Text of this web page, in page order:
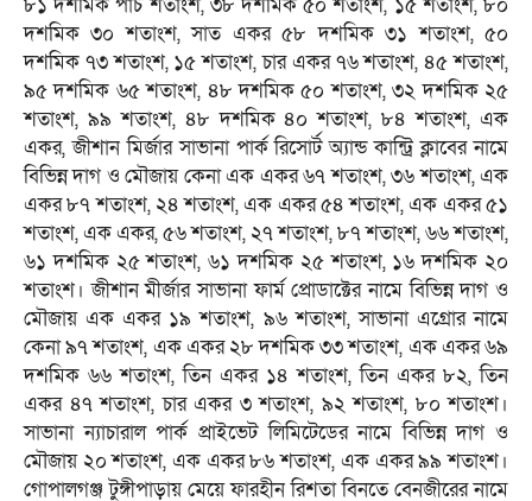
৮১ দশমিক পাঁচ শতাংশ, ৩৮ দশমিক ৫০ শতাংশ, ১৫ শতাংশ, ৮০
দশমিক ৩০ শতাংশ, সাত একর ৫৮ দশমিক ৩১ শতাংশ, ৫০
দশমিক ৭৩ শতাংশ, ১৫ শতাংশ, চার একর ৭৬ শতাংশ, ৪৫ শতাংশ,
৯৫ দশমিক ৬৫ শতাংশ, ৪৮ দশমিক ৫০ শতাংশ, ৩২ দশমিক ২৫
শতাংশ, ৯৯ শতাংশ, ৪৮ দশমিক ৪০ শতাংশ, ৮৪ শতাংশ, এক
একর, জীশান মির্জার সাভানা পার্ক রিসোর্ট অ্যান্ড কান্ট্রি ক্লাবের নামে
বিভিন্ন দাগ ও মৌজায় কেনা এক একর ৬৭ শতাংশ, ৩৬ শতাংশ, এক
একর ৮৭ শতাংশ, ২৪ শতাংশ, এক একর ৫৪ শতাংশ, এক একর ৫১
শতাংশ, এক একর, ৫৬ শতাংশ, ২৭ শতাংশ, ৮৭ শতাংশ, ৬৬ শতাংশ,
৬১ দশমিক ২৫ শতাংশ, ৬১ দশমিক ২৫ শতাংশ, ১৬ দশমিক ২০
শতাংশ। জীশান মীর্জার সাভানা ফার্ম প্রোডাক্টের নামে বিভিন্ন দাগ ও
মৌজায় এক একর ১৯ শতাংশ, ৯৬ শতাংশ, সাভানা এগ্রোর নামে
কেনা ৯৭ শতাংশ, এক একর ২৮ দশমিক ৩৩ শতাংশ, এক একর ৬৯
দশমিক ৬৬ শতাংশ, তিন একর ১৪ শতাংশ, তিন একর ৮২, তিন
একর ৪৭ শতাংশ, চার একর ৩ শতাংশ, ৯২ শতাংশ, ৮০ শতাংশ।
সাভানা ন্যাচারাল পার্ক প্রাইভেট লিমিটেডের নামে বিভিন্ন দাগ ও
মৌজায় ২০ শতাংশ, এক একর ৮৬ শতাংশ, এক একর ৯৯ শতাংশ।
গোপালগঞ্জ টুঙ্গীপাড়ায় মেয়ে ফারহীন রিশতা বিনতে বেনজীরের নামে